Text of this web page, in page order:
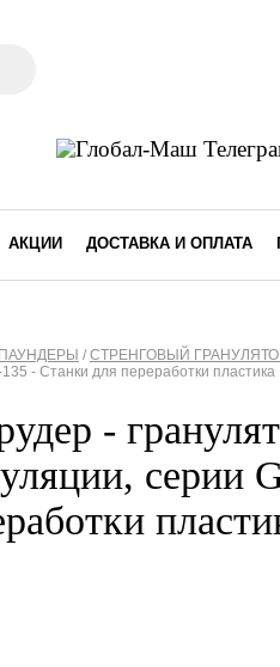
АКЦИИ ДОСТАВКА И ОПЛАТА
/ СТРЕНГОВЫЙ
- Станки для переработки пластика
-
серии